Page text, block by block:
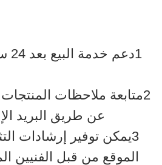
2متابعة ملاحظات
عن طريق البريد
3يمكن توفير إرشادات
الموقع من قبل الفنيين